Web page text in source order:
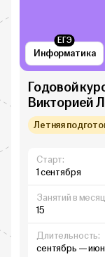
Информатика
ЕГЭ
Годовой
Викторией
Летняя
Старт:
1 сентября
Занятий в
15
Длительность:
сентябрь —